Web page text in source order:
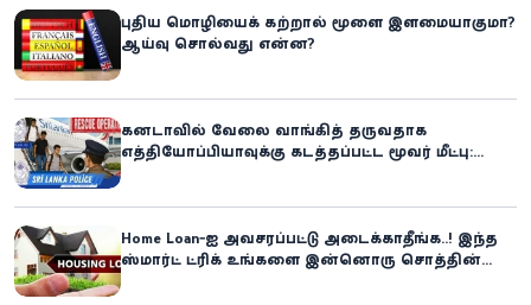
புதிய மொழியைக் கற்றால் மூளை இளமையாகுமா?
ஆய்வு சொல்வது என்ன?
கனடாவில் வேலை வாங்கித் தருவதாக
எத்தியோப்பியாவுக்கு கடத்தப்பட்ட மூவர் மீட்பு:
Home Loan-ஐ அவசரப்பட்டு அடைக்காதீங்க..! இந்த
ஸ்மார்ட் ட்ரிக் உங்களை இன்னொரு சொத்தின்